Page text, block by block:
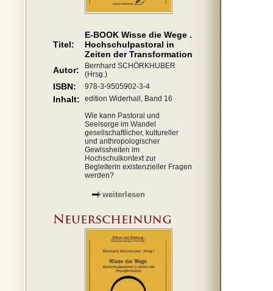
Titel:
E-BOOK Wisse die Wege .
Hochschulpastoral in
Zeiten der Transformation
Autor:
Bernhard SCHÖRKHUBER
(Hrsg.)
ISBN: 978-3-9505902-3-4
Inhalt:
edition Widerhall, Band 16
Wie kann Pastoral und
Seelsorge im Wandel
gesellschaftlicher, kultureller
und anthropologischer
Gewissheiten im
Hochschulkontext zur
Begleiterin existenzieller Fragen
werden?
weiterlesen